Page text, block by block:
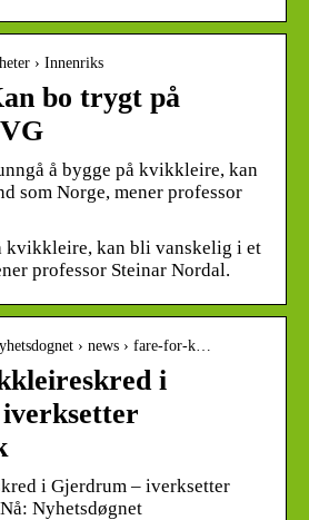
› Innenriks
bo trygt på
å bygge på kvikkleire, kan
som Norge, mener professor
kvikkleire, kan bli vanskelig i et
professor Steinar Nordal.
› news › fare-for-k…
i
i Gjerdrum – iverksetter
Nyhetsdøgnet